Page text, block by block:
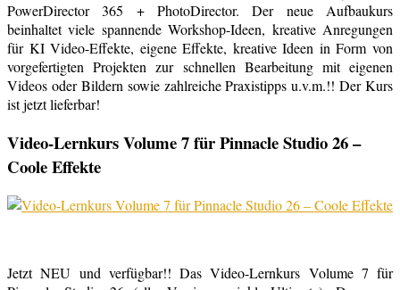
PowerDirector 365 + PhotoDirector. Der neue Aufbaukurs
beinhaltet viele spannende Workshop-Ideen, kreative Anregungen
für KI Video-Effekte, eigene Effekte, kreative Ideen in Form von
vorgefertigten Projekten zur schnellen Bearbeitung mit eigenen
Videos oder Bildern sowie zahlreiche Praxistipps u.v.m.!! Der Kurs
ist jetzt lieferbar!
Video-Lernkurs Volume 7 für Pinnacle Studio 26 –
Coole Effekte
Jetzt NEU und verfügbar!! Das Video-Lernkurs Volume 7 für